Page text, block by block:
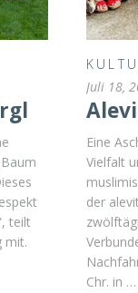
teilt
mit.
Juli 18,
Eine
Vielfalt
der
Chr. in …